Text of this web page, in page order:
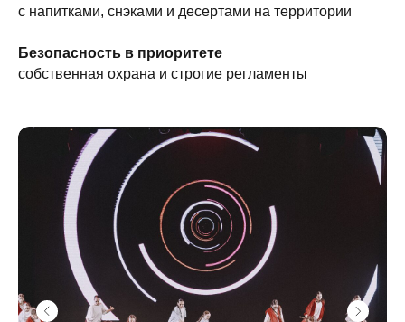
с напитками, снэками и десертами на территории
Безопасность в приоритете
собственная охрана и строгие регламенты